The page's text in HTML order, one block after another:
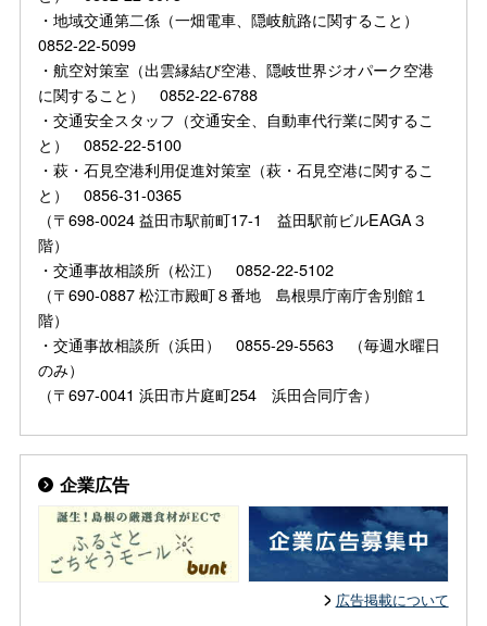
・地域交通第二係（一畑電車、隠岐航路に関すること）
0852-22-5099
・航空対策室（出雲縁結び空港、隠岐世界ジオパーク空港
に関すること） 0852-22-6788
・交通安全スタッフ（交通安全、自動車代行業に関するこ
と） 0852-22-5100
・萩・石見空港利用促進対策室（萩・石見空港に関するこ
と） 0856-31-0365
（〒698-0024 益田市駅前町17-1 益田駅前ビルEAGA３
階）
・交通事故相談所（松江） 0852-22-5102
（〒690-0887 松江市殿町８番地 島根県庁南庁舎別館１
階）
・交通事故相談所（浜田） 0855-29-5563 （毎週水曜日
のみ）
（〒697-0041 浜田市片庭町254 浜田合同庁舎）
企業広告
広告掲載について